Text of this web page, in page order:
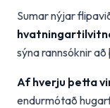
Sumar nýjar
sýna rannsóknir
Af hverju þetta
endurmótað